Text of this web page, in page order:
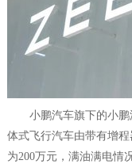
小鹏汽车旗下的小鹏
体式飞行汽车由带有增
为200万元，满油满电情